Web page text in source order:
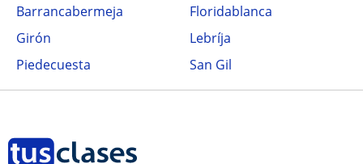
Barrancabermeja
Floridablanca
Girón
Lebríja
Piedecuesta
San Gil